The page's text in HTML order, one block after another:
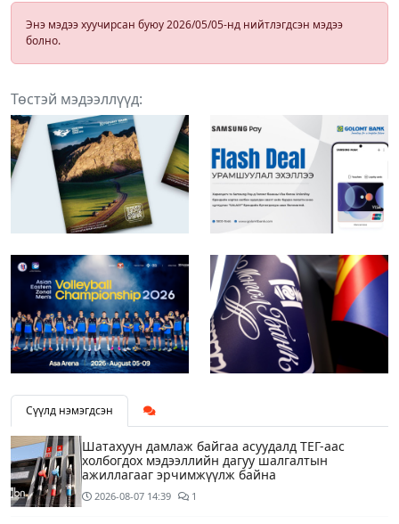
Энэ мэдээ хуучирсан буюу 2026/05/05-нд нийтлэгдсэн мэдээ
болно.
Төстэй мэдээллүүд:
Сүүлд нэмэгдсэн
Шатахуун дамлаж байгаа асуудалд ТЕГ-аас
холбогдох мэдээллийн дагуу шалгалтын
ажиллагааг эрчимжүүлж байна
2026-08-07 14:39 1